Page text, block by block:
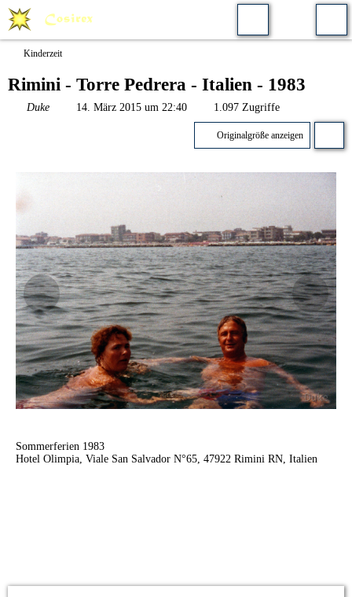
Kinderzeit
Rimini - Torre Pedrera - Italien - 1983
Duke 14. März 2015 um 22:40 1.097 Zugriffe
Originalgröße anzeigen
Sommerferien 1983
Hotel Olimpia, Viale San Salvador N°65, 47922 Rimini RN, Italien